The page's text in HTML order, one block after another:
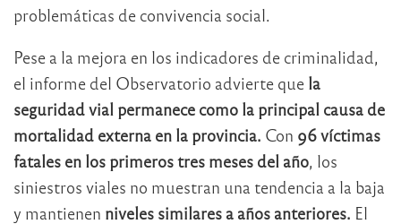
problemáticas de convivencia social.
Pese a la mejora en los indicadores de criminalidad,
el informe del Observatorio advierte que la
seguridad vial permanece como la principal causa de
mortalidad externa en la provincia. Con 96 víctimas
fatales en los primeros tres meses del año, los
siniestros viales no muestran una tendencia a la baja
y mantienen niveles similares a años anteriores. El